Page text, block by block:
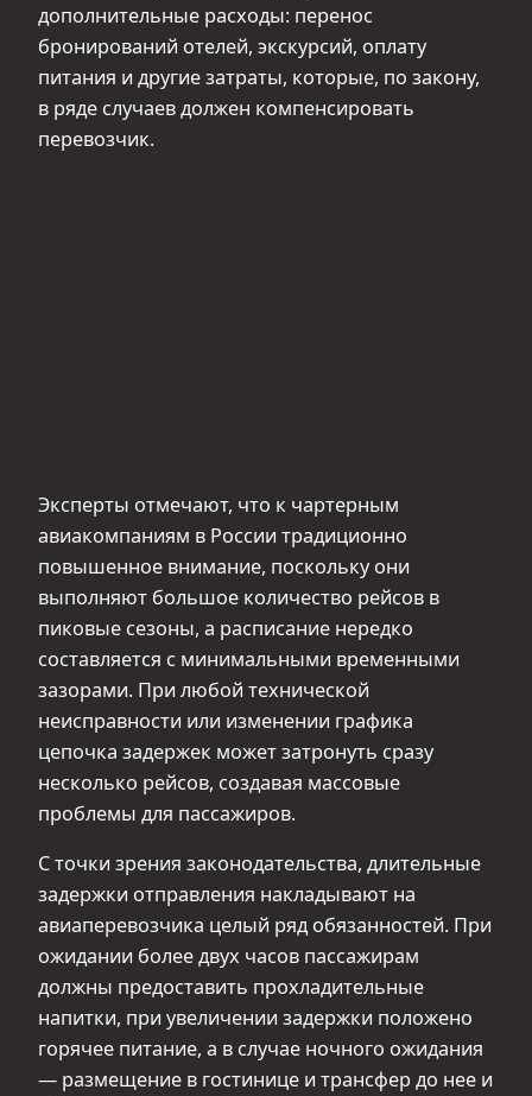
дополнительные расходы: перенос
бронирований отелей, экскурсий, оплату
питания и другие затраты, которые, по закону,
в ряде случаев должен компенсировать
перевозчик.
Эксперты отмечают, что к чартерным
авиакомпаниям в России традиционно
повышенное внимание, поскольку они
выполняют большое количество рейсов в
пиковые сезоны, а расписание нередко
составляется с минимальными временными
зазорами. При любой технической
неисправности или изменении графика
цепочка задержек может затронуть сразу
несколько рейсов, создавая массовые
проблемы для пассажиров.
С точки зрения законодательства, длительные
задержки отправления накладывают на
авиаперевозчика целый ряд обязанностей. При
ожидании более двух часов пассажирам
должны предоставить прохладительные
напитки, при увеличении задержки положено
горячее питание, а в случае ночного ожидания
— размещение в гостинице и трансфер до нее и